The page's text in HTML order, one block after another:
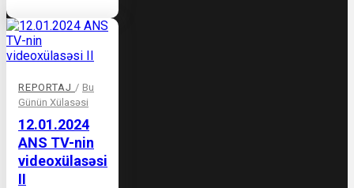
REPORTAJ / Bu
Günün Xülasəsi
12.01.2024
ANS TV-nin
videoxülasəsi
II